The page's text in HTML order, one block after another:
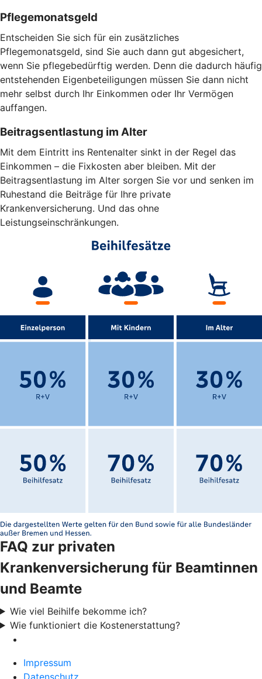
Pflegemonatsgeld
Entscheiden Sie sich für ein zusätzliches
Pflegemonatsgeld, sind Sie auch dann gut abgesichert,
wenn Sie pflegebedürftig werden. Denn die dadurch häufig
entstehenden Eigenbeteiligungen müssen Sie dann nicht
mehr selbst durch Ihr Einkommen oder Ihr Vermögen
auffangen.
Beitragsentlastung im Alter
Mit dem Eintritt ins Rentenalter sinkt in der Regel das
Einkommen – die Fixkosten aber bleiben. Mit der
Beitragsentlastung im Alter sorgen Sie vor und senken im
Ruhestand die Beiträge für Ihre private
Krankenversicherung. Und das ohne
Leistungseinschränkungen.
FAQ zur privaten
Krankenversicherung für Beamtinnen
und Beamte
Wie viel Beihilfe bekomme ich?
Wie funktioniert die Kostenerstattung?
Impressum
Datenschutz